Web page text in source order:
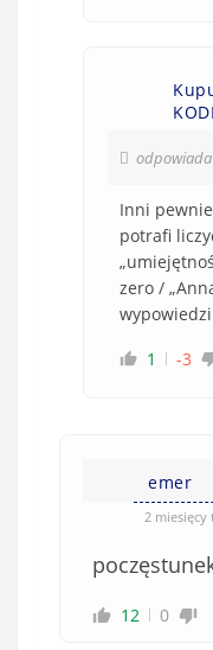
odpowiada
Inni
potrafi
zero /
1
-3
emer
2 miesięcy
12 0